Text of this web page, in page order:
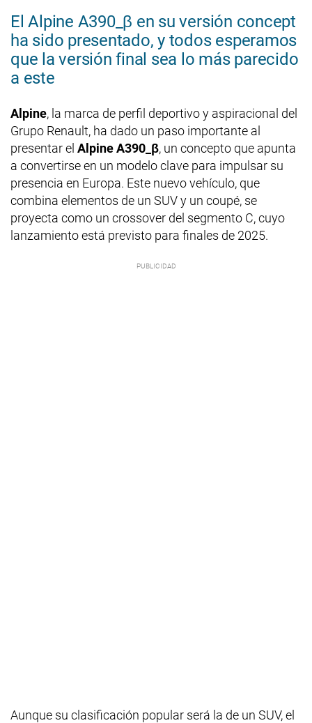
El Alpine A390_β en su versión concept
ha sido presentado, y todos esperamos
que la versión final sea lo más parecido
a este
Alpine, la marca de perfil deportivo y aspiracional del
Grupo Renault, ha dado un paso importante al
presentar el Alpine A390_β, un concepto que apunta
a convertirse en un modelo clave para impulsar su
presencia en Europa. Este nuevo vehículo, que
combina elementos de un SUV y un coupé, se
proyecta como un crossover del segmento C, cuyo
lanzamiento está previsto para finales de 2025.
Aunque su clasificación popular será la de un SUV, el